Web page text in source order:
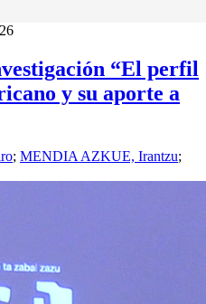
“El perfil
y su aporte a
; MENDIA AZKUE, Irantzu;